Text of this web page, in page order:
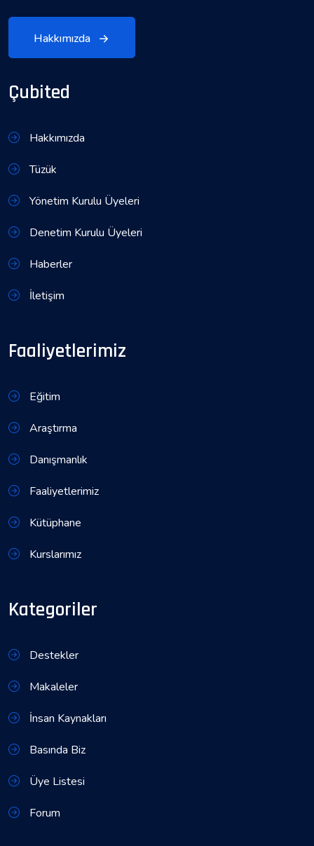
Hakkımızda
Çubited
Hakkımızda
Tüzük
Yönetim Kurulu Üyeleri
Denetim Kurulu Üyeleri
Haberler
İletişim
Faaliyetlerimiz
Eğitim
Araştırma
Danışmanlık
Faaliyetlerimiz
Kütüphane
Kurslarımız
Kategoriler
Destekler
Makaleler
İnsan Kaynakları
Basında Biz
Üye Listesi
Forum